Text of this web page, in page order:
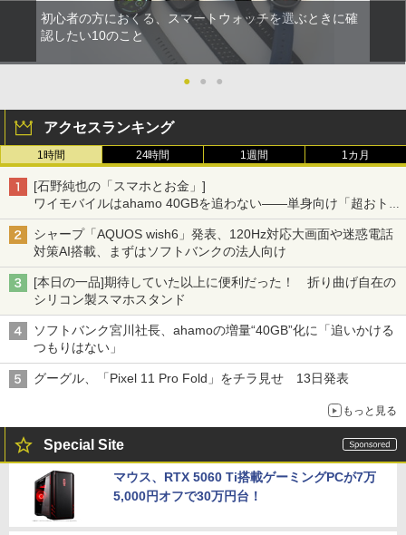
初心者の方におくる、スマートウォッチを選ぶときに確
認したい10のこと
● ● ●
アクセスランキング
1時間 24時間 1週間 1カ月
[石野純也の「スマホとお金」]
ワイモバイルはahamo 40GBを追わない――単身向け「超おトク
割」の安さと1年限定の注意点
シャープ「AQUOS wish6」発表、120Hz対応大画面や迷惑電話
対策AI搭載、まずはソフトバンクの法人向け
[本日の一品]期待していた以上に便利だった！ 折り曲げ自在の
シリコン製スマホスタンド
ソフトバンク宮川社長、ahamoの増量“40GB”化に「追いかける
つもりはない」
グーグル、「Pixel 11 Pro Fold」をチラ見せ 13日発表
もっと見る
Special Site
マウス、RTX 5060 Ti搭載ゲーミングPCが7万
5,000円オフで30万円台！